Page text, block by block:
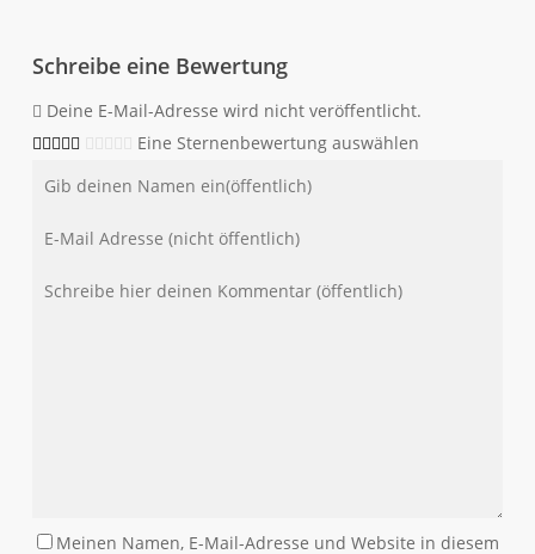
Schreibe eine Bewertung
Deine E-Mail-Adresse wird nicht veröffentlicht.
Eine Sternenbewertung auswählen
Name
Adresse
Nachricht
Meinen Namen, E-Mail-Adresse und Website in diesem